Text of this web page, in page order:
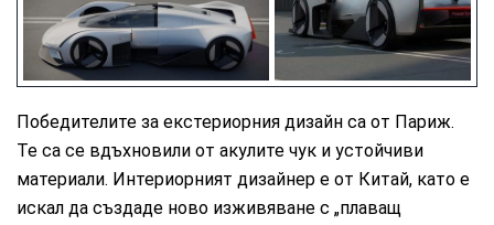
Победителите за екстериорния дизайн са от Париж.
Те са се вдъхновили от акулите чук и устойчиви
материали. Интериорният дизайнер е от Китай, като е
искал да създаде ново изживяване с „плаващ